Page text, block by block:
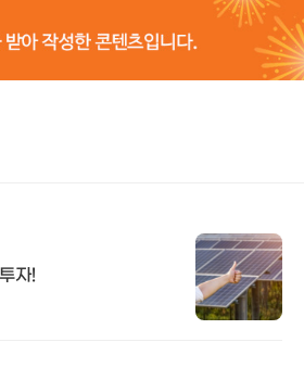
자!